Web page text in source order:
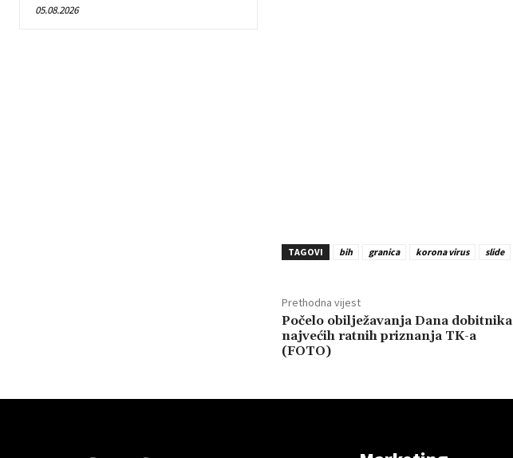
05.08.2026
TAGOVI bih granica korona virus slide
Prethodna vijest
Počelo obilježavanja Dana dobitnika
najvećih ratnih priznanja TK-a
(FOTO)